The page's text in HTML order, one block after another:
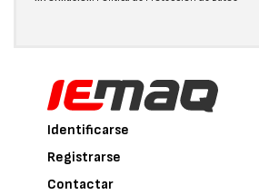
Identificarse
Registrarse
Contactar